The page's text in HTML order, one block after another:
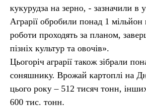
кукурудза на зерно, - зазначили в
Аграрії обробили понад 1 мільйон
роботи проходять за планом,
пізніх культур та овочів».
Цьогоріч аграрії також зібрали
соняшнику. Врожай картоплі на
цього року – 512 тисяч тонн,
600 тис. тонн.